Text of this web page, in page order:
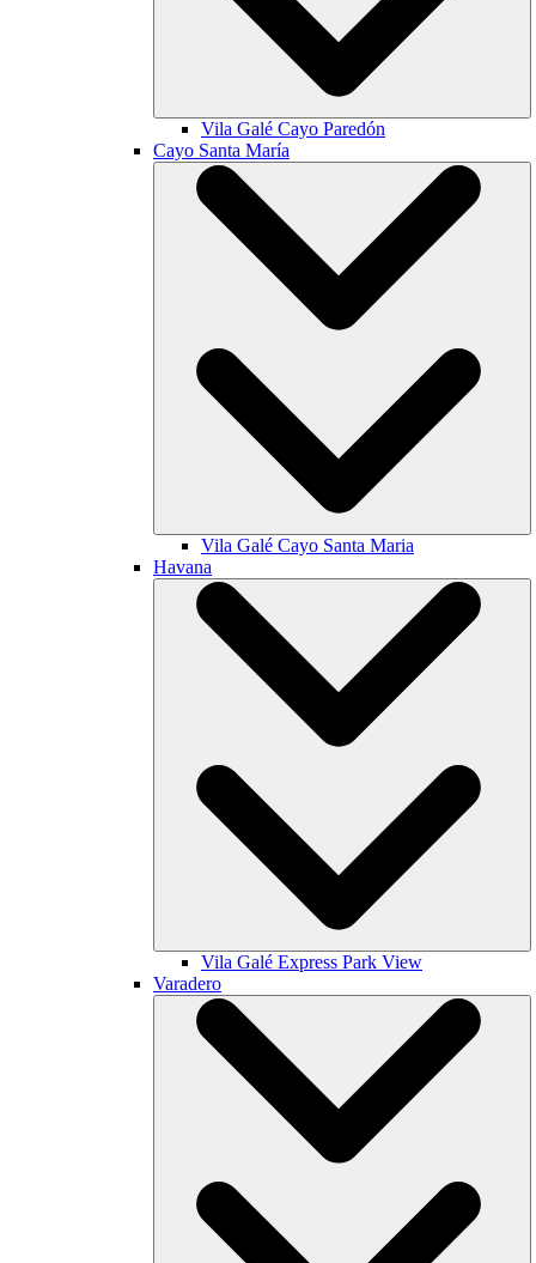
Vila Galé Cayo Paredón
Cayo Santa María
Vila Galé Cayo Santa Maria
Havana
Vila Galé Express Park View
Varadero